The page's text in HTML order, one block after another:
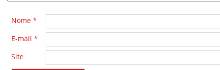
Nome *
E-mail *
Site